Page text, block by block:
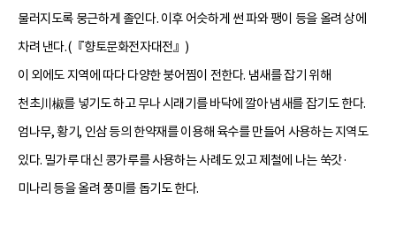
물러지도록 뭉근하게 졸인다. 이후 어슷하게 썬 파와 팽이 등을 올려 상에
차려 낸다.(『향토문화전자대전』)
이 외에도 지역에 따다 다양한 붕어찜이 전한다. 냄새를 잡기 위해
천초川椒를 넣기도 하고 무나 시래기를 바닥에 깔아 냄새를 잡기도 한다.
엄나무, 황기, 인삼 등의 한약재를 이용해 육수를 만들어 사용하는 지역도
있다. 밀가루 대신 콩가루를 사용하는 사례도 있고 제철에 나는 쑥갓·
미나리 등을 올려 풍미를 돕기도 한다.